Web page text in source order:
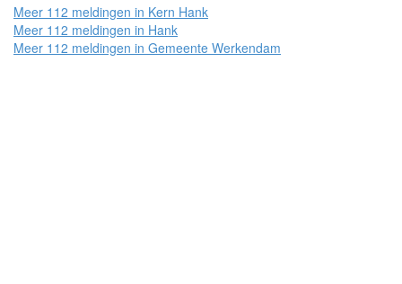
Meer 112 meldingen in Kern Hank
Meer 112 meldingen in Hank
Meer 112 meldingen in Gemeente Werkendam